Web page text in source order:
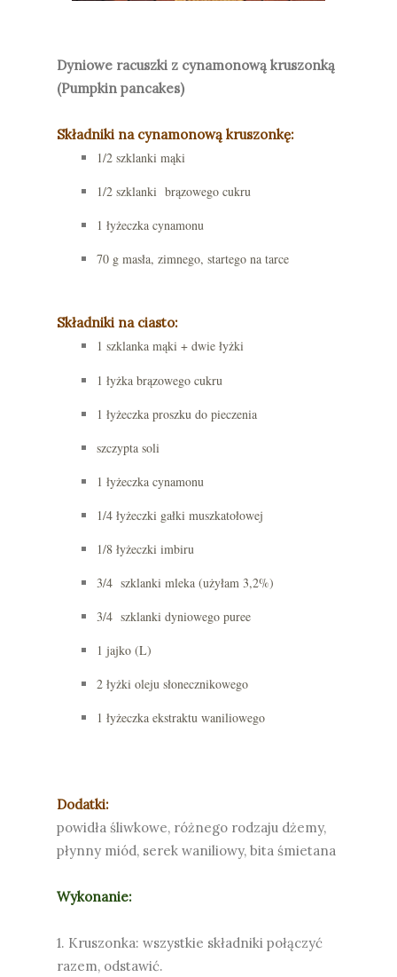
Dyniowe racuszki z cynamonową kruszonką
(Pumpkin pancakes)
Składniki na cynamonową kruszonkę:
1/2 szklanki mąki
1/2 szklanki brązowego cukru
1 łyżeczka cynamonu
70 g masła, zimnego, startego na tarce
Składniki na ciasto:
1 szklanka mąki + dwie łyżki
1 łyżka brązowego cukru
1 łyżeczka proszku do pieczenia
szczypta soli
1 łyżeczka cynamonu
1/4 łyżeczki gałki muszkatołowej
1/8 łyżeczki imbiru
3/4 szklanki mleka (użyłam 3,2%)
3/4 szklanki dyniowego puree
1 jajko (L)
2 łyżki oleju słonecznikowego
1 łyżeczka ekstraktu waniliowego
Dodatki:
powidła śliwkowe, różnego rodzaju dżemy,
płynny miód, serek waniliowy, bita śmietana
Wykonanie:
1. Kruszonka: wszystkie składniki połączyć
razem, odstawić.